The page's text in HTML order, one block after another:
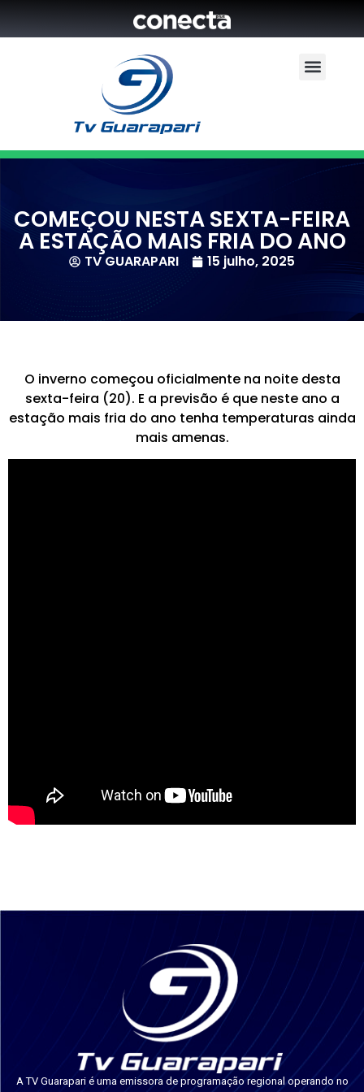
COMEÇOU NESTA SEXTA-FEIRA
A ESTAÇÃO MAIS FRIA DO ANO
TV GUARAPARI 15 julho, 2025
O inverno começou oficialmente na noite desta
sexta-feira (20). E a previsão é que neste ano a
estação mais fria do ano tenha temperaturas ainda
mais amenas.
A TV Guarapari é uma emissora de programação regional operando no